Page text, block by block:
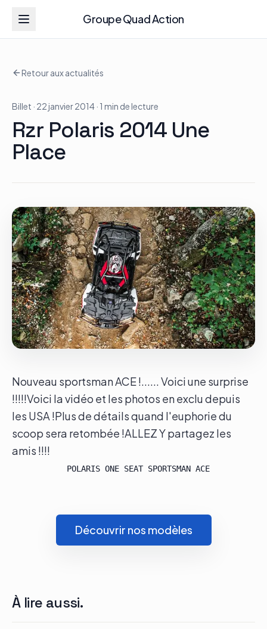
Groupe Quad Action
Groupe Quad Action
Accueil
RZR
ATV
RGR
Tous les modèles
Actualités
Le groupe
Contact
Retour aux actualités
Billet · 22 janvier 2014· 1 min de lecture
Rzr Polaris 2014 Une
Place
Nouveau sportsman ACE !...... Voici une surprise
!!!!!Voici la vidéo et les photos en exclu depuis
les USA !Plus de détails quand l'euphorie du
scoop sera retombée !ALLEZ Y partagez les
amis !!!!
Découvrir nos modèles
À lire aussi.